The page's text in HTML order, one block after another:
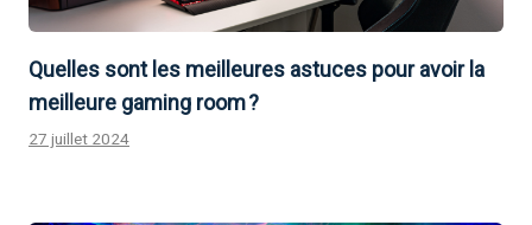
Quelles sont les meilleures astuces pour avoir la
meilleure gaming room ?
27 juillet 2024